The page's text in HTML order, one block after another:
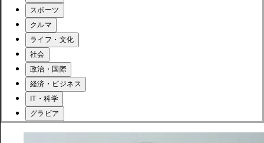
スポーツ
クルマ
ライフ・文化
社会
政治・国際
経済・ビジネス
IT・科学
グラビア